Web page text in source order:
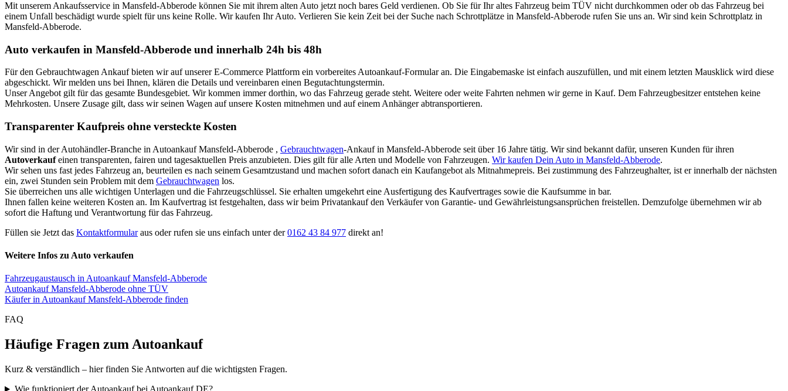
Mit unserem Ankaufsservice in Mansfeld-Abberode können Sie mit ihrem alten Auto jetzt noch bares Geld verdienen. Ob Sie für Ihr altes Fahrzeug beim TÜV nicht durchkommen oder ob das Fahrzeug bei
einem Unfall beschädigt wurde spielt für uns keine Rolle. Wir kaufen Ihr Auto. Verlieren Sie kein Zeit bei der Suche nach Schrottplätze in Mansfeld-Abberode rufen Sie uns an. Wir sind kein Schrottplatz in
Mansfeld-Abberode.
Auto verkaufen in Mansfeld-Abberode und innerhalb 24h bis 48h
Für den Gebrauchtwagen Ankauf bieten wir auf unserer E-Commerce Plattform ein vorbereites Autoankauf-Formular an. Die Eingabemaske ist einfach auszufüllen, und mit einem letzten Mausklick wird diese
abgeschickt. Wir melden uns bei Ihnen, klären die Details und vereinbaren einen Begutachtungstermin.
Unser Angebot gilt für das gesamte Bundesgebiet. Wir kommen immer dorthin, wo das Fahrzeug gerade steht. Weitere oder weite Fahrten nehmen wir gerne in Kauf. Dem Fahrzeugbesitzer entstehen keine
Mehrkosten. Unsere Zusage gilt, dass wir seinen Wagen auf unsere Kosten mitnehmen und auf einem Anhänger abtransportieren.
Transparenter Kaufpreis ohne versteckte Kosten
Wir sind in der Autohändler-Branche in Autoankauf Mansfeld-Abberode , Gebrauchtwagen-Ankauf in Mansfeld-Abberode seit über 16 Jahre tätig. Wir sind bekannt dafür, unseren Kunden für ihren
Autoverkaufeinen transparenten, fairen und tagesaktuellen Preis anzubieten. Dies gilt für alle Arten und Modelle von Fahrzeugen. Wir kaufen Dein Auto in Mansfeld-Abberode.
Wir sehen uns fast jedes Fahrzeug an, beurteilen es nach seinem Gesamtzustand und machen sofort danach ein Kaufangebot als Mitnahmepreis. Bei zustimmung des Fahrzeughalter, ist er innerhalb der nächsten
ein, zwei Stunden sein Problem mit dem Gebrauchtwagen los.
Sie überreichen uns alle wichtigen Unterlagen und die Fahrzeugschlüssel. Sie erhalten umgekehrt eine Ausfertigung des Kaufvertrages sowie die Kaufsumme in bar.
Ihnen fallen keine weiteren Kosten an. Im Kaufvertrag ist festgehalten, dass wir beim Privatankauf den Verkäufer von Garantie- und Gewährleistungsansprüchen freistellen. Demzufolge übernehmen wir ab
sofort die Haftung und Verantwortung für das Fahrzeug.
Füllen sie Jetzt das Kontaktformularaus oder rufen sie uns einfach unter der0162 43 84 977 direkt an!
Weitere Infos zu Auto verkaufen
Fahrzeugaustausch in Autoankauf Mansfeld-Abberode
Autoankauf Mansfeld-Abberode ohne TÜV
Käufer in Autoankauf Mansfeld-Abberode finden
FAQ
Häufige Fragen zum Autoankauf
Kurz & verständlich – hier finden Sie Antworten auf die wichtigsten Fragen.